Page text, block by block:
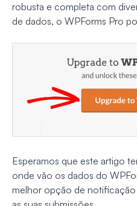
robusta e completa com
de dados, o WPForms Pro
Esperamos que este artigo
onde vão os dados do
melhor opção de